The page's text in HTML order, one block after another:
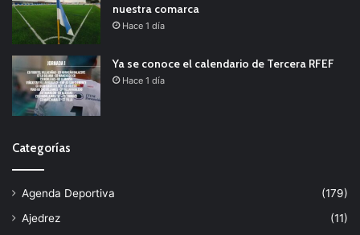
nuestra comarca
Hace 1 día
Ya se conoce el calendario de Tercera RFEF
Hace 1 día
Categorías
Agenda Deportiva
(179)
Ajedrez
(11)